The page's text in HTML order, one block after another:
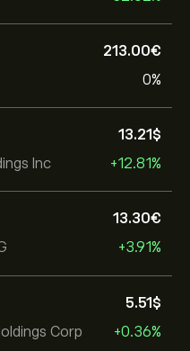
213.00‎€‎
0%
Inc
13.21‎$‎
+12.81%
13.30‎€‎
+3.91%
Corp
5.51‎$‎
+0.36%